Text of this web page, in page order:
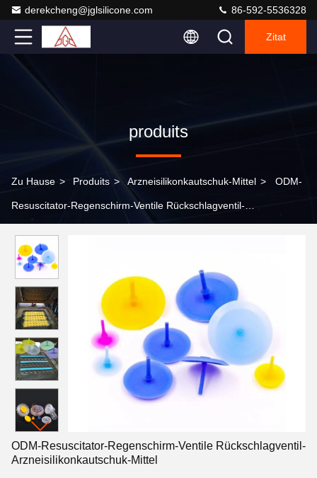
derekcheng@jglsilicone.com 86-592-5536328
Zitat
produits
Zu Hause > Produits > Arzneisilikonkautschuk-Mittel > ODM-
Resuscitator-Regenschirm-Ventile Rückschlagventil-
ODM-Resuscitator-Regenschirm-Ventile Rückschlagventil-
Arzneisilikonkautschuk-Mittel